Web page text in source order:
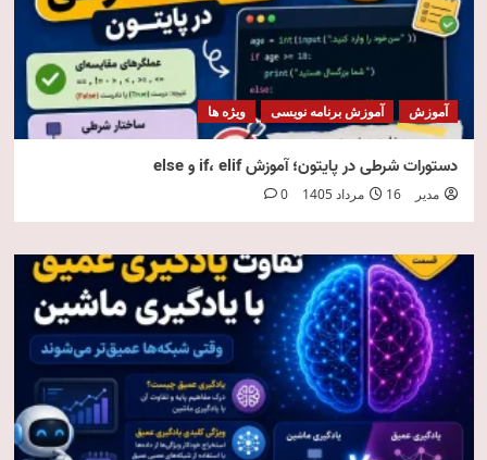
آموزش آموزش برنامه نویسی ویژه ها
دستورات شرطی در پایتون؛ آموزش if، elif و else
مدیر 16 مرداد 1405 0